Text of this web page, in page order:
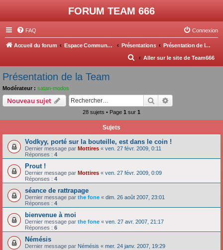
FORUM TEAM 666
FAQ Connexion
Accueil du forum Espace Communautée Présentations Présentation de la Team
Aller sur le site de Team666
R
e
h
Présentation de la Team
Modérateur : satan-modos
Nouveau sujet Rechercher
28 sujets • Page 1 sur 1
Sujets
Vodkyy, porté sur la bouteille, est dans le coin !
Dernier message par Mottires « ven. 27 févr. 2009, 0:11
Réponses : 4
Prout !
Dernier message par Mottires « ven. 27 févr. 2009, 0:09
Réponses : 4
séance de rattrapage
Dernier message par the fone « dim. 26 août 2007, 23:01
Réponses : 4
bienvenue à moi
Dernier message par the fone « ven. 27 avr. 2007, 21:17
Réponses : 6
Némésis
Dernier message par Némésis « mer. 24 janv. 2007, 19:29